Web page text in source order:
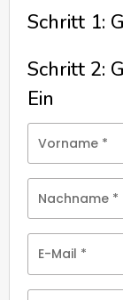
Schritt 1:
Schritt 2:
Ein
Vorname *
Nachname *
E-Mail *